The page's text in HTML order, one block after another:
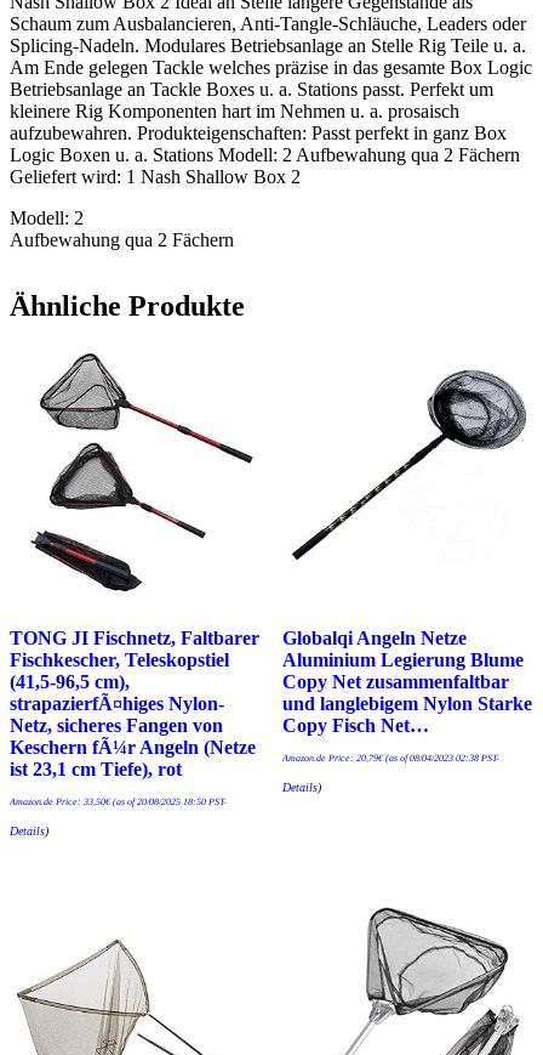
Schaum zum Ausbalancieren, Anti-Tangle-Schläuche, Leaders oder
Splicing-Nadeln. Modulares Betriebsanlage an Stelle Rig Teile u. a.
Am Ende gelegen Tackle welches präzise in das gesamte Box Logic
Betriebsanlage an Tackle Boxes u. a. Stations passt. Perfekt um
kleinere Rig Komponenten hart im Nehmen u. a. prosaisch
aufzubewahren. Produkteigenschaften: Passt perfekt in ganz Box
Logic Boxen u. a. Stations Modell: 2 Aufbewahung qua 2 Fächern
Geliefert wird: 1 Nash Shallow Box 2
Modell: 2
Aufbewahung qua 2 Fächern
Ähnliche Produkte
TONG JI Fischnetz, Faltbarer
Fischkescher, Teleskopstiel
(41,5-96,5 cm),
strapazierfÃ¤higes Nylon-
Netz, sicheres Fangen von
Keschern fÃ¼r Angeln (Netze
ist 23,1 cm Tiefe), rot
Amazon.de Price: 33,50€(as of 20/08/2025 18:50 PST-
Details)
Globalqi Angeln Netze
Aluminium Legierung Blume
Copy Net zusammenfaltbar
und langlebigem Nylon Starke
Copy Fisch Net…
Amazon.de Price: 20,79€(as of 08/04/2023 02:38 PST-
Details)